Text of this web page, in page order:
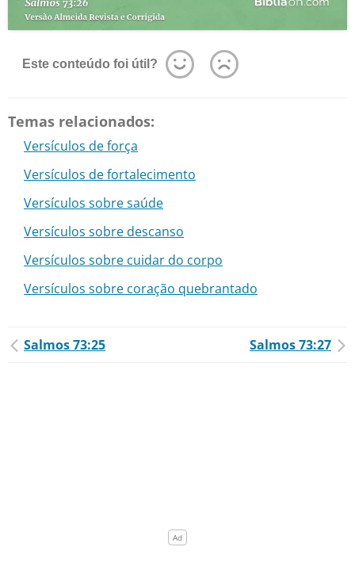
Este conteúdo foi útil?
Temas relacionados:
Versículos de força
Versículos de fortalecimento
Versículos sobre saúde
Versículos sobre descanso
Versículos sobre cuidar do corpo
Versículos sobre coração quebrantado
Salmos 73:25 Salmos 73:27